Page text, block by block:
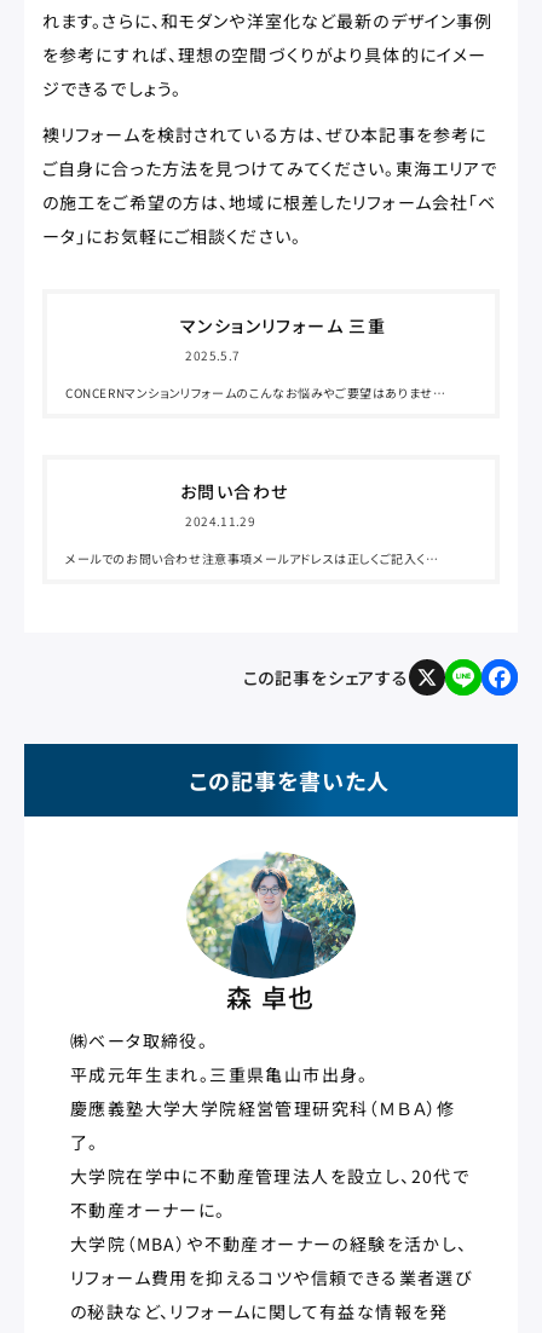
れます。さらに、和モダンや洋室化など最新のデザイン事例
を参考にすれば、理想の空間づくりがより具体的にイメー
ジできるでしょう。
襖リフォームを検討されている方は、ぜひ本記事を参考に
ご自身に合った方法を見つけてみてください。東海エリアで
の施工をご希望の方は、地域に根差したリフォーム会社「ベ
ータ」にお気軽にご相談ください。
マンションリフォーム 三重
2025.5.7
CONCERNマンションリフォームのこんなお悩みやご要望はありません
られないそんなマンションリフォームのお悩みはリフォームのプロ集団
1,000件以上の施工実績東海エリアで1,000件を超える豊富な施工
お問い合わせ
2024.11.29
メールでのお問い合わせ注意事項メールアドレスは正しくご記入くだ
この記事をシェアする X L
i
n
F
a
c
o
k
この記事を書いた人
森 卓也
㈱ベータ取締役。
平成元年生まれ。三重県亀山市出身。
慶應義塾大学大学院経営管理研究科（ＭＢＡ）修
了。
大学院在学中に不動産管理法人を設立し、20代で
不動産オーナーに。
大学院（MBA）や不動産オーナーの経験を活かし、
リフォーム費用を抑えるコツや信頼できる業者選び
の秘訣など、リフォームに関して有益な情報を発